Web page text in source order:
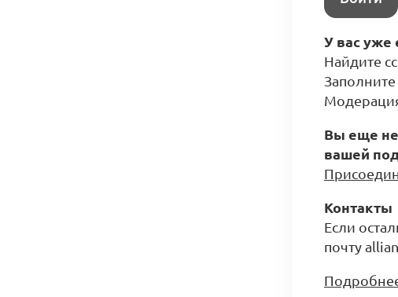
У вас уже
Найдите
Вы еще не
вашей
Контакты
Если
почту